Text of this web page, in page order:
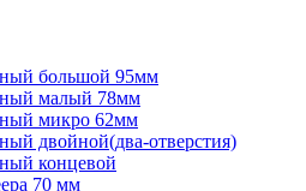
большой 95мм
малый 78мм
микро 62мм
двойной(два-отверстия)
концевой
70 мм